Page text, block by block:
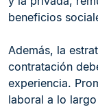
beneficios
Además, la
contratación
experiencia.
laboral a lo